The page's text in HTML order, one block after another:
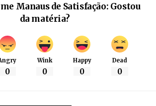
Manaus de Satisfação: Gostou
da matéria?
0
Wink
0
Happy
0
Dead
0